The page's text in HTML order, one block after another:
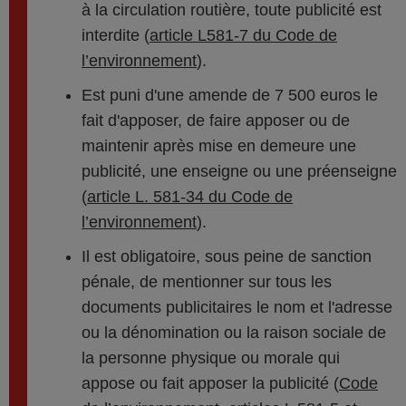
à la circulation routière, toute publicité est
interdite (article L581-7 du Code de
l’environnement).
Est puni d'une amende de 7 500 euros le
fait d'apposer, de faire apposer ou de
maintenir après mise en demeure une
publicité, une enseigne ou une préenseigne
(article L. 581-34 du Code de
l’environnement).
Il est obligatoire, sous peine de sanction
pénale, de mentionner sur tous les
documents publicitaires le nom et l'adresse
ou la dénomination ou la raison sociale de
la personne physique ou morale qui
appose ou fait apposer la publicité (Code